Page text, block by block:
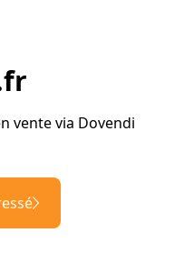
vente via Dovendi